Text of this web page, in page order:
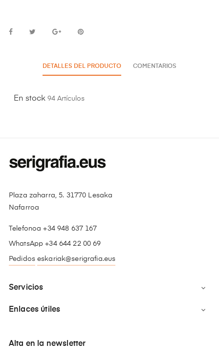
DETALLES DEL PRODUCTO COMENTARIOS
En stock 94 Artículos
Plaza zaharra, 5. 31770 Lesaka
Nafarroa
Telefonoa +34 948 637 167
WhatsApp +34 644 22 00 69
Pedidos eskariak@serigrafia.eus
Servicios 
Enlaces útiles 
Alta en la newsletter